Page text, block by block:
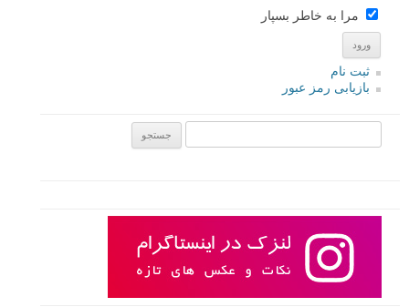
مرا به خاطر بسپار
ثبت نام
بازیابی رمز عبور